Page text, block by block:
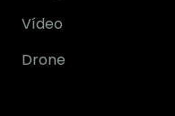
Vídeo
Drone